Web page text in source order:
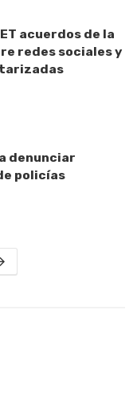
acuerdos de la
redes sociales y
denunciar
policías